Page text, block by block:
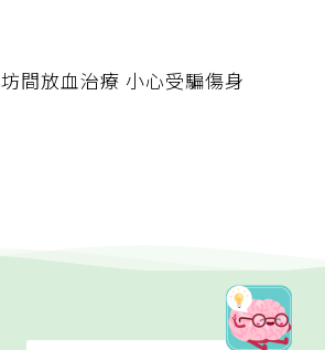
坊間放血治療 小心受騙傷身